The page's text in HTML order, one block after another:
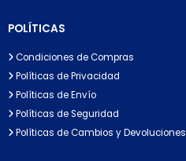
POLÍTICAS
Condiciones de Compras
Políticas de Privacidad
Políticas de Envío
Políticas de Seguridad
Políticas de Cambios y Devoluciones